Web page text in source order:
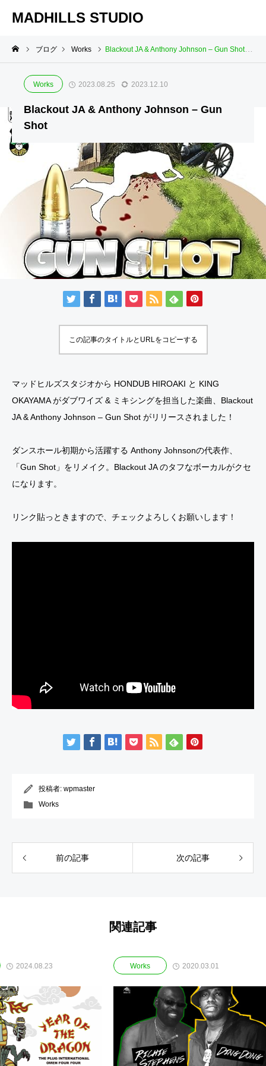
MADHILLS STUDIO
ブログ Works Blackout JA & Anthony Johnson – Gun Shot
Works 2023.08.25 2023.12.10
Blackout JA & Anthony Johnson – Gun
Shot
この記事のタイトルとURLをコピーする
マッドヒルズスタジオから HONDUB HIROAKI と KING
OKAYAMA がダブワイズ & ミキシングを担当した楽曲、Blackout
JA & Anthony Johnson – Gun Shot がリリースされました！
ダンスホール初期から活躍する Anthony Johnsonの代表作、
「Gun Shot」をリメイク。Blackout JA のタフなボーカルがクセ
になります。
リンク貼っときますので、チェックよろしくお願いします！
投稿者: wpmaster
Works
前の記事 次の記事
関連記事
2020.03.01